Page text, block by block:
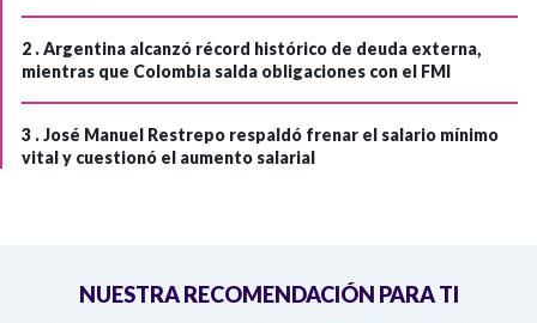
2 .Argentina alcanzó récord histórico de deuda externa,
mientras que Colombia salda obligaciones con el FMI
3 .José Manuel Restrepo respaldó frenar el salario mínimo
vital y cuestionó el aumento salarial
NUESTRA RECOMENDACIÓN PARA TI